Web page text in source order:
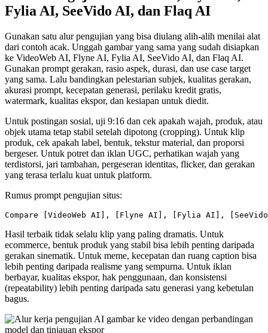
Fylia AI, SeeVido AI, dan Flaq AI
Gunakan satu alur pengujian yang bisa diulang alih-alih menilai alat
dari contoh acak. Unggah gambar yang sama yang sudah disiapkan
ke VideoWeb AI, Flyne AI, Fylia AI, SeeVido AI, dan Flaq AI.
Gunakan prompt gerakan, rasio aspek, durasi, dan use case target
yang sama. Lalu bandingkan pelestarian subjek, kualitas gerakan,
akurasi prompt, kecepatan generasi, perilaku kredit gratis,
watermark, kualitas ekspor, dan kesiapan untuk diedit.
Untuk postingan sosial, uji 9:16 dan cek apakah wajah, produk, atau
objek utama tetap stabil setelah dipotong (cropping). Untuk klip
produk, cek apakah label, bentuk, tekstur material, dan proporsi
bergeser. Untuk potret dan iklan UGC, perhatikan wajah yang
terdistorsi, jari tambahan, pergeseran identitas, flicker, dan gerakan
yang terasa terlalu kuat untuk platform.
Rumus prompt pengujian situs:
Hasil terbaik tidak selalu klip yang paling dramatis. Untuk
ecommerce, bentuk produk yang stabil bisa lebih penting daripada
gerakan sinematik. Untuk meme, kecepatan dan ruang caption bisa
lebih penting daripada realisme yang sempurna. Untuk iklan
berbayar, kualitas ekspor, hak penggunaan, dan konsistensi
(repeatability) lebih penting daripada satu generasi yang kebetulan
bagus.